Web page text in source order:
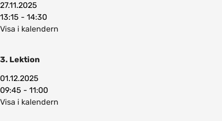
27.11.2025
13:15 - 14:30
Visa i kalendern
3. Lektion
01.12.2025
09:45 - 11:00
Visa i kalendern